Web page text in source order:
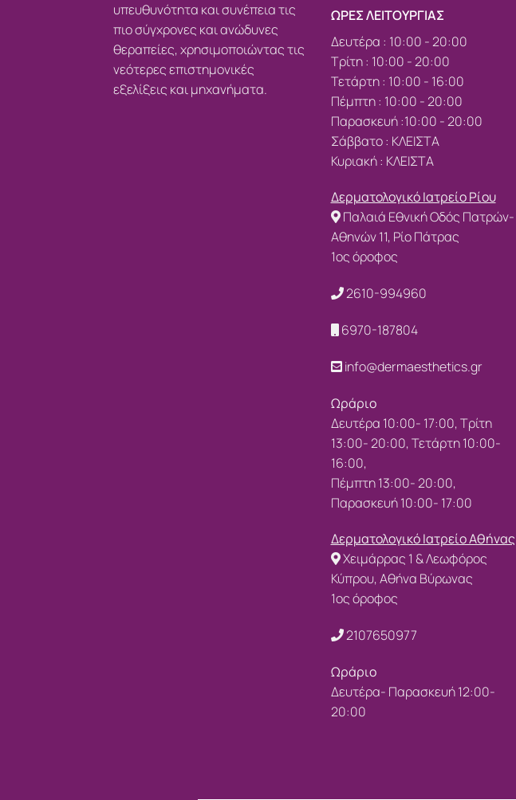
υπευθυνότητα και συνέπεια τις
πιο σύγχρονες και ανώδυνες
θεραπείες, χρησιμοποιώντας τις
νεότερες επιστημονικές
εξελίξεις και μηχανήματα.
ΩΡΕΣ ΛΕΙΤΟΥΡΓΙΑΣ
Δευτέρα : 10:00 - 20:00
Τρίτη : 10:00 - 20:00
Τετάρτη : 10:00 - 16:00
Πέμπτη : 10:00 - 20:00
Παρασκευή :10:00 - 20:00
Σάββατο : ΚΛΕΙΣΤΑ
Κυριακή : ΚΛΕΙΣΤΑ
Δερματολογικό Ιατρείο Ρίου
Παλαιά Εθνική Οδός Πατρών-
Αθηνών 11, Ρίο Πάτρας
1ος όροφος
2610-994960
6970-187804
info@dermaesthetics.gr
Ωράριο
Δευτέρα 10:00- 17:00, Τρίτη
13:00- 20:00, Τετάρτη 10:00-
16:00,
Πέμπτη 13:00- 20:00,
Παρασκευή 10:00- 17:00
Δερματολογικό Ιατρείο Αθήνας
Χειμάρρας 1 & Λεωφόρος
Κύπρου, Αθήνα Βύρωνας
1ος όροφος
2107650977
Ωράριο
Δευτέρα- Παρασκευή 12:00-
20:00